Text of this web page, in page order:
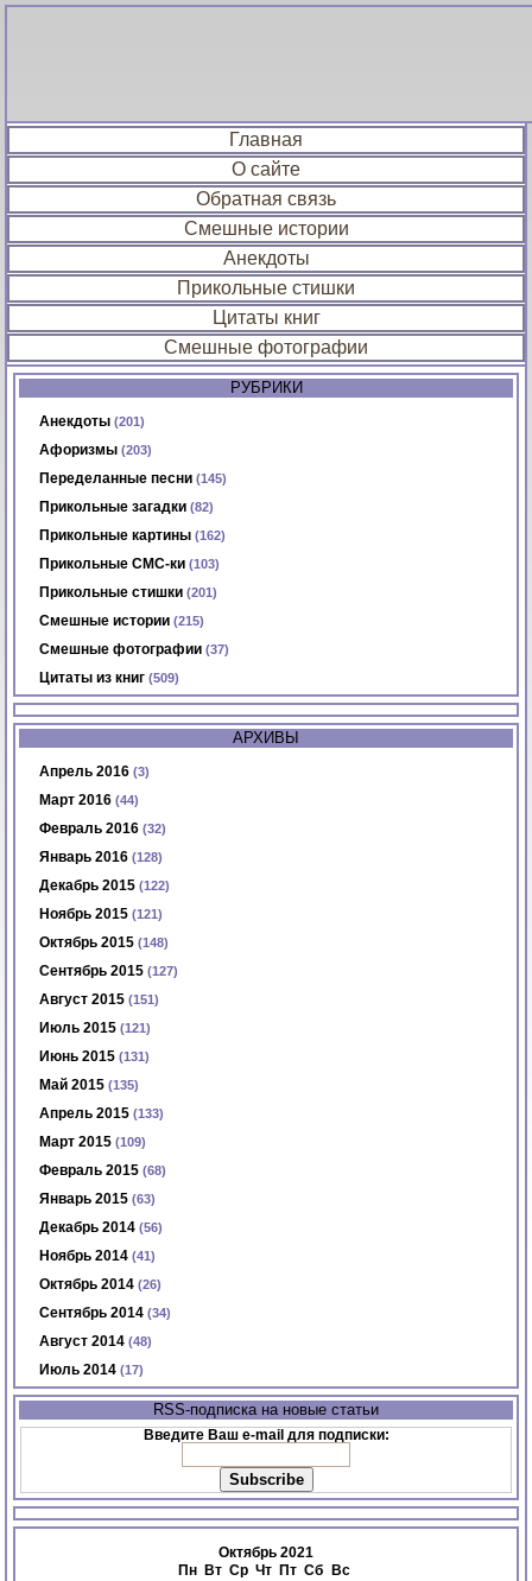
Главная
О сайте
Обратная связь
Смешные истории
Анекдоты
Прикольные стишки
Цитаты книг
Смешные фотографии
РУБРИКИ
Анекдоты (201)
Афоризмы (203)
Переделанные песни (145)
Прикольные загадки (82)
Прикольные картины (162)
Прикольные СМС-ки (103)
Прикольные стишки (201)
Смешные истории (215)
Смешные фотографии (37)
Цитаты из книг (509)
АРХИВЫ
Апрель 2016 (3)
Март 2016 (44)
Февраль 2016 (32)
Январь 2016 (128)
Декабрь 2015 (122)
Ноябрь 2015 (121)
Октябрь 2015 (148)
Сентябрь 2015 (127)
Август 2015 (151)
Июль 2015 (121)
Июнь 2015 (131)
Май 2015 (135)
Апрель 2015 (133)
Март 2015 (109)
Февраль 2015 (68)
Январь 2015 (63)
Декабрь 2014 (56)
Ноябрь 2014 (41)
Октябрь 2014 (26)
Сентябрь 2014 (34)
Август 2014 (48)
Июль 2014 (17)
RSS-подписка на новые статьи
Введите Ваш e-mail для подписки:
Октябрь 2021
Пн
Вт Ср Чт Пт Сб Вс